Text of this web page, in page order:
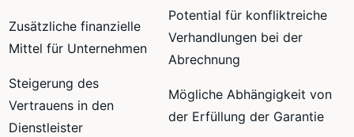
Zusätzliche finanzielle
Mittel für Unternehmen
Potential für konfliktreiche
Verhandlungen bei der
Abrechnung
Steigerung des
Vertrauens in den
Dienstleister
Mögliche Abhängigkeit von
der Erfüllung der Garantie